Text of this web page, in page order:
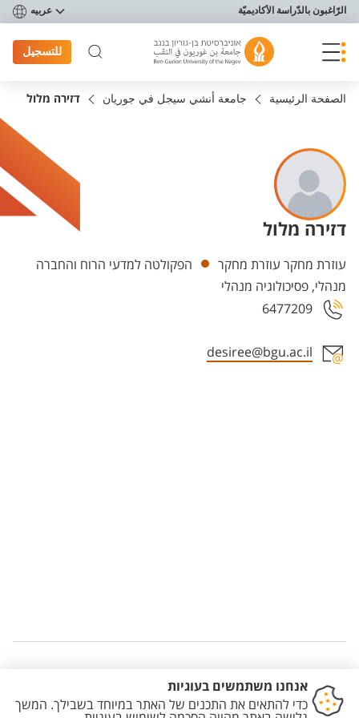
תפריט נגישות
الرّاغبون بالدّراسة الأكاديميّة عربيه
للتسجيل
الصفحة الرئيسية جامعة أنشي سيجل في جوريان דזירה מלול
דזירה מלול
Departments
עוזרת מחקר עוזרת מחקר
הפקולטה למדעי הרוח והחברה
מנהלי, פסיכולוגיה מנהלי
6477209
desiree@bgu.ac.il